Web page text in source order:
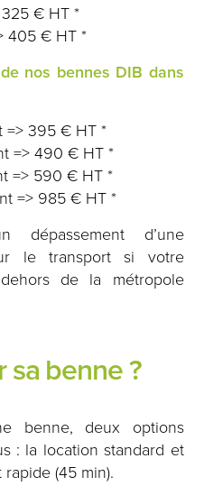
€ HT *
405 € HT *
nos bennes DIB dans
=> 395 € HT *
=> 490 € HT *
=> 590 € HT *
=> 985 € HT *
d’une
le transport si votre
de la métropole
benne ?
benne, deux options
: la location standard et
(45 min).